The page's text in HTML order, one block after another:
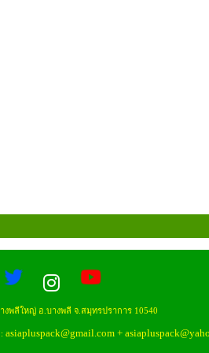
งพลีใหญ่ อ.บางพลี จ.สมุทรปราการ 10540
asiapluspack@gmail.com +